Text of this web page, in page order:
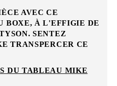
AVEC CE
BOXE, À L'EFFIGIE DE
SENTEZ
TRANSPERCER CE
DU TABLEAU MIKE